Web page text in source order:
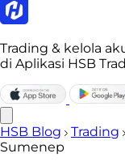
Trading & kelola
di Aplikasi HSB
HSB Blog Trading
Sumenep